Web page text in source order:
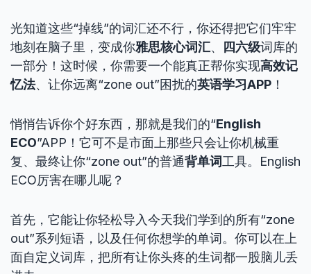
光知道这些“掉线”的词汇还不行，你还得把它们牢牢
地刻在脑子里，变成你雅思核心词汇、 四六级词库的
一部分！这时候，你需要一个能真正帮你实现高效记
忆法、让你远离“zone out”困扰的英语学习APP ！
悄悄告诉你个好东西，那就是我们的“English
ECO”APP！它可不是市面上那些只会让你机械重
复、最终让你“zone out”的普通背单词工具。English
ECO厉害在哪儿呢？
首先，它能让你轻松导入今天我们学到的所有“zone
out”系列短语，以及任何你想学的单词。你可以在上
面自定义词库，把所有让你头疼的生词都一股脑儿丢